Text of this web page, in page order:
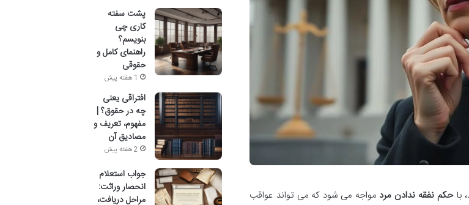
باحکم نفقه ندادن مرد مواجه می شود که می تواند عواقب
پشت سفته
کاری چی
بنویسم؟
راهنمای کامل و
حقوقی
1 هفته پیش
افتراقی یعنی
چه در حقوق؟ |
مفهوم، تعریف و
مصادیق آن
2 هفته پیش
جواب استعلام
انحصار وراثت:
مراحل دریافت،